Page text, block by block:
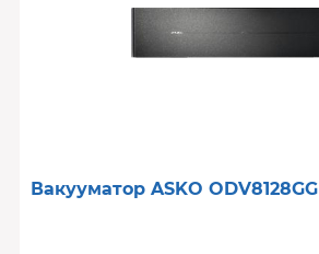
Вакууматор ASKO ODV8128GG